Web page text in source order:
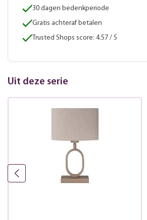
30 dagen bedenkperiode
Gratis achteraf betalen
Trusted Shops score: 4.57 / 5
Uit deze serie